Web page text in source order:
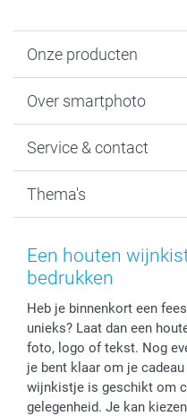
Onze producten
Fotoboeken
Fotocadeaus
Kaarten
Over smartphoto
Vacatures
Bestelproces
Herroepingsrecht
Privacy
Reviews
Prijslijst
Investor Relations
Service & contact
Tevredenheidsgarantie
Mijn orderstatus
smartbonus
service@smartphoto.nl
Affiliate partnerprogramma
Partnerships
Influencer
Thema's
Baby
Moederdag
Huwelijk
Een houten
bedrukken
Heb je binnenkort een
unieks? Laat dan een
foto, logo of tekst. Nog
je bent klaar om je
wijnkistje is geschikt om
gelegenheid. Je kan